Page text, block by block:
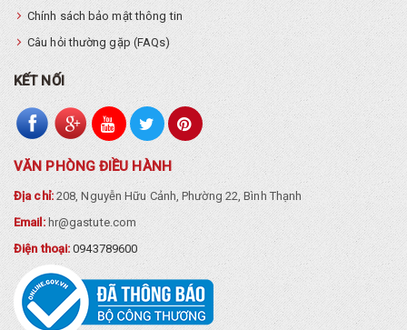
Chính sách bảo mật thông tin
Câu hỏi thường gặp (FAQs)
KẾT NỐI
VĂN PHÒNG ĐIỀU HÀNH
Địa chỉ:208, Nguyễn Hữu Cảnh, Phường 22, Bình Thạnh
Email:hr@gastute.com
Điện thoại:0943789600